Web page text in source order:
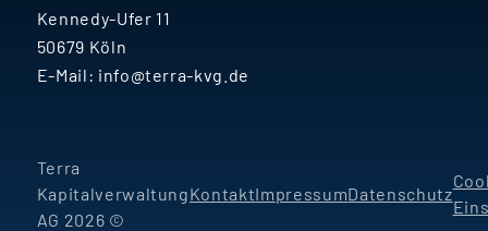
Kennedy-Ufer 11
50679 Köln
E-Mail: info@terra-kvg.de
Terra
Kapitalverwaltung
AG 2026 ©
KontaktImpressumDatenschutz